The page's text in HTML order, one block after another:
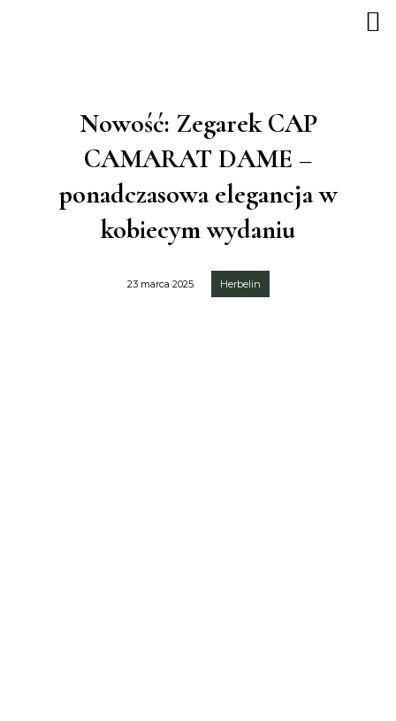
Nowość: Zegarek CAP
CAMARAT DAME –
ponadczasowa elegancja w
kobiecym wydaniu
23 marca 2025 Herbelin